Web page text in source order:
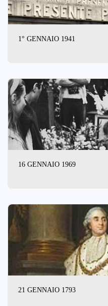
1° GENNAIO 1941
16 GENNAIO 1969
21 GENNAIO 1793